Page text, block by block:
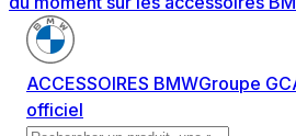
ACCESSOIRES BMWGroupe
officiel